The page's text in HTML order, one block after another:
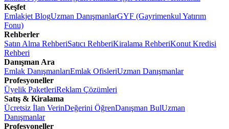
Keşfet
Emlakjet BlogUzman DanışmanlarGYF (Gayrimenkul Yatırım
Fonu)
Rehberler
Satın Alma RehberiSatıcı RehberiKiralama RehberiKonut Kredisi
Rehberi
Danışman Ara
Emlak DanışmanlarıEmlak OfisleriUzman Danışmanlar
Profesyoneller
Üyelik PaketleriReklam Çözümleri
Satış & Kiralama
Ücretsiz İlan VerinDeğerini ÖğrenDanışman BulUzman
Danışmanlar
Profesyoneller